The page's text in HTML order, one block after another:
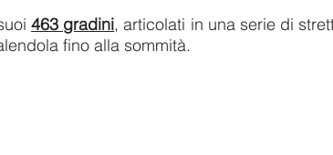
463 gradini, articolati in una serie di
fino alla sommità.